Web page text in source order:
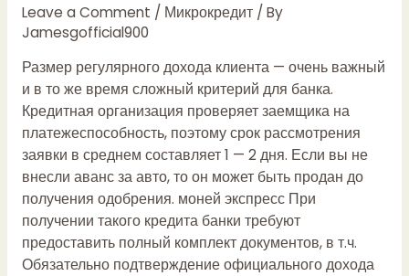
Leave a Comment / Микрокредит/ By
Jamesgofficial900
Размер регулярного дохода клиента — очень важный
и в то же время сложный критерий для банка.
Кредитная организация проверяет заемщика на
платежеспособность, поэтому срок рассмотрения
заявки в среднем составляет 1 — 2 дня. Если вы не
внесли аванс за авто, то он может быть продан до
получения одобрения. моней экспрессПри
получении такого кредита банки требуют
предоставить полный комплект документов, в т.ч.
Обязательно подтверждение официального дохода